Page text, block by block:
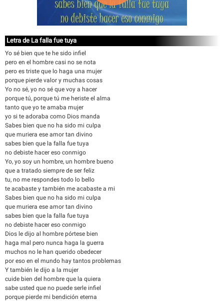
Letra de La falla fue tuya
Yo sé bien que te he sido infiel
pero en el hombre casi no se nota
pero es triste que lo haga una mujer
porque pierde valor y muchas cosas
Yo no sé, yo no sé que voy a hacer
porque tú, porque tú me heriste el alma
tanto que yo te amaba mujer
yo si te adoraba como Dios manda
Sabes bien que no ha sido mi culpa
que muriera ese amor tan divino
sabes bien que la falla fue tuya
no debiste hacer eso conmigo
Yo, yo soy un hombre, un hombre bueno
que a tratado siempre de ser feliz
tu, no me respondes todo lo bello
te acabaste y también me acabaste a mi
Sabes bien que no ha sido mi culpa
que muriera ese amor tan divino
sabes bien que la falla fue tuya
no debiste hacer eso conmigo
Dios le dijo al hombre pórtese bien
haga mal pero nunca haga la guerra
muchos no le han querido obedecer
por eso en el mundo hay tantos problemas
Y también le dijo a la mujer
cuide bien del hombre que la quiera
sabe usted que no puede serle infiel
porque pierde mi bendición eterna